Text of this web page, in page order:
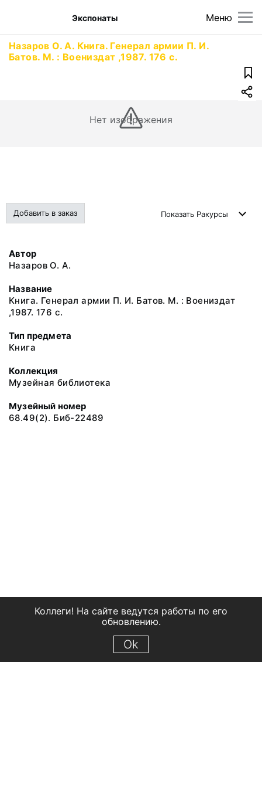
Меню
Экспонаты
Назаров О. А. Книга. Генерал армии П. И.
Батов. М. : Воениздат ,1987. 176 с.
Нет изображения
Добавить в заказ Показать Ракурсы
Автор
Назаров О. А.
Название
Книга. Генерал армии П. И. Батов. М. : Воениздат
,1987. 176 с.
Тип предмета
Книга
Коллекция
Музейная библиотека
Музейный номер
68.49(2). Биб-22489
Коллеги! На сайте ведутся работы по его
обновлению.
Ok